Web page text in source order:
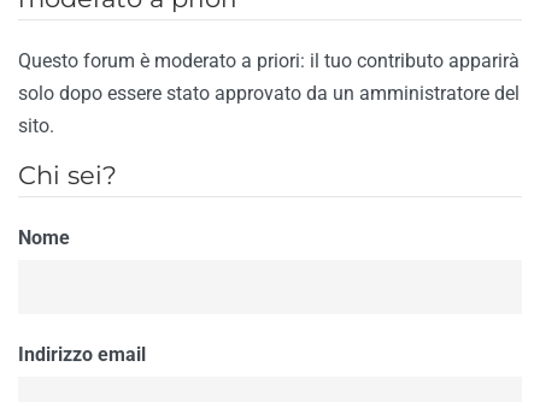
Questo forum è moderato a priori: il tuo contributo apparirà
solo dopo essere stato approvato da un amministratore del
sito.
Chi sei?
Nome
Indirizzo email